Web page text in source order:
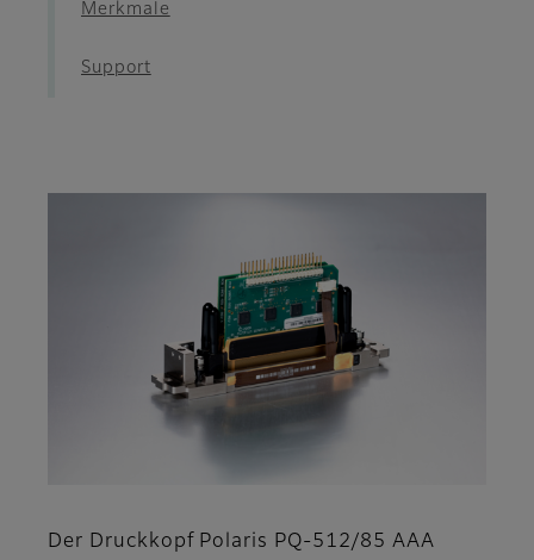
Merkmale
Support
Der Druckkopf Polaris PQ-512/85 AAA